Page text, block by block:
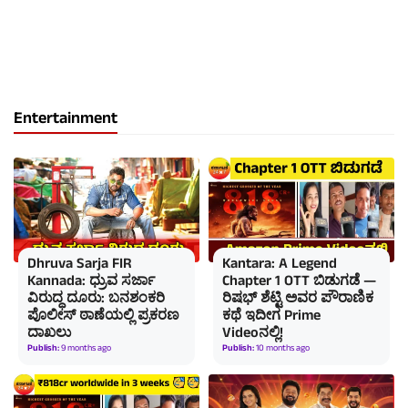
Entertainment
Dhruva Sarja FIR
Kannada: ಧ್ರುವ ಸರ್ಜಾ
ವಿರುದ್ಧ ದೂರು: ಬನಶಂಕರಿ
ಪೊಲೀಸ್ ಠಾಣೆಯಲ್ಲಿ ಪ್ರಕರಣ
ದಾಖಲು
Publish:9 months ago
Kantara: A Legend
Chapter 1 OTT ಬಿಡುಗಡೆ —
ರಿಷಭ್ ಶೆಟ್ಟಿ ಅವರ ಪೌರಾಣಿಕ
ಕಥೆ ಇದೀಗ Prime
Videoನಲ್ಲಿ!
Publish:10 months ago